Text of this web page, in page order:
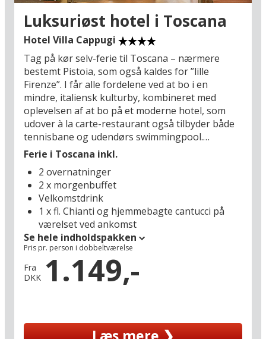
Luksuriøst hotel i Toscana
Hotel Villa Cappugi
Tag på kør selv-ferie til Toscana – nærmere
bestemt Pistoia, som også kaldes for ”lille
Firenze”. I får alle fordelene ved at bo i en
mindre, italiensk kulturby, kombineret med
oplevelsen af at bo på et moderne hotel, som
udover à la carte-restaurant også tilbyder både
tennisbane og udendørs swimmingpool.
trække jer tilbage efter dagens store oplevelser
og koble af med et godt glas toscansk vin i den
skønne hotelhave. Den for mange ukendte perle
Pistoia, udvalgt til Italiens kulturhovedstad 2017,
byder på en bred palette af oplevelser i form af
museer, gallerier, butikker og restauranter. I
bekvem køreafstand ligger også Toscanas
øvrige seværdigheder i byer som Montecatini
Terme (21 km), Firenze (46), Lucca (50 km) og
Hotellet har sin egen turistinformation, hvor I
kan følge med i alt, hvad der sker under jeres
Ferie i Toscana inkl.
2 overnatninger
2 x morgenbuffet
Velkomstdrink
1 x fl. Chianti og hjemmebagte cantucci på
værelset ved ankomst
Se hele indholdspakken
Pris pr. person i dobbeltværelse
Fra
DKK 1.149,-